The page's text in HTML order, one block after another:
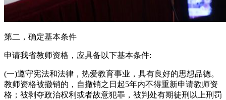
第二，确定基本条件
申请我省教师资格，应具备以下基本条件:
(一)遵守宪法和法律，热爱教育事业，具有良好的思想品德。
教师资格被撤销的，自撤销之日起5年内不得重新申请教师资
格；被剥夺政治权利或者故意犯罪，被判处有期徒刑以上刑罚